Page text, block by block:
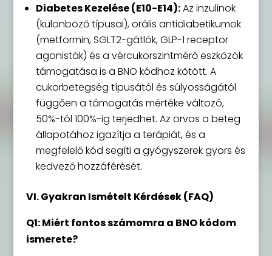
Diabetes Kezelése (E10-E14):Az inzulinok
(különböző típusai), orális antidiabetikumok
(metformin, SGLT2-gátlók, GLP-1 receptor
agonisták) és a vércukorszintmérő eszközök
támogatása is a BNO kódhoz kötött. A
cukorbetegség típusától és súlyosságától
függően a támogatás mértéke változó,
50%-tól 100%-ig terjedhet. Az orvos a beteg
állapotához igazítja a terápiát, és a
megfelelő kód segíti a gyógyszerek gyors és
kedvező hozzáférését.
VI. Gyakran Ismételt Kérdések (FAQ)
Q1: Miért fontos számomra a BNO kódom
ismerete?